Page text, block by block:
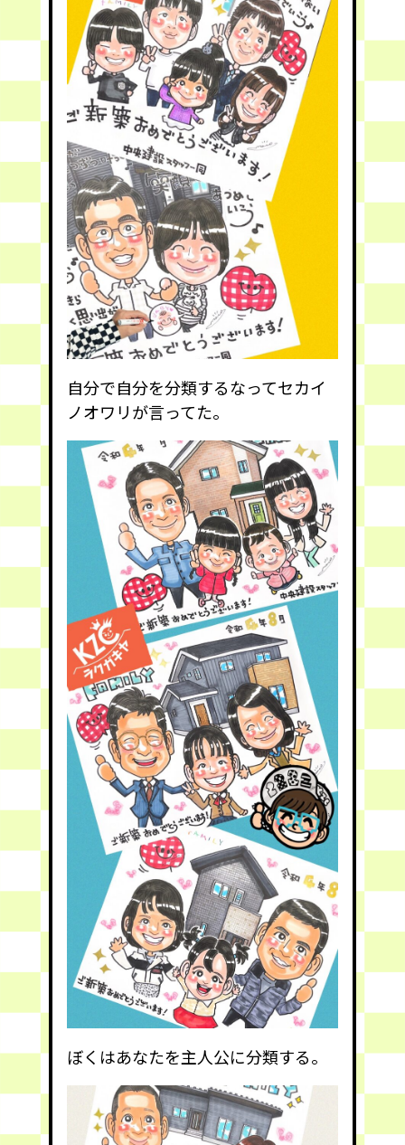
自分で自分を分類するなってセカイ
ノオワリが言ってた。
ぼくはあなたを主人公に分類する。